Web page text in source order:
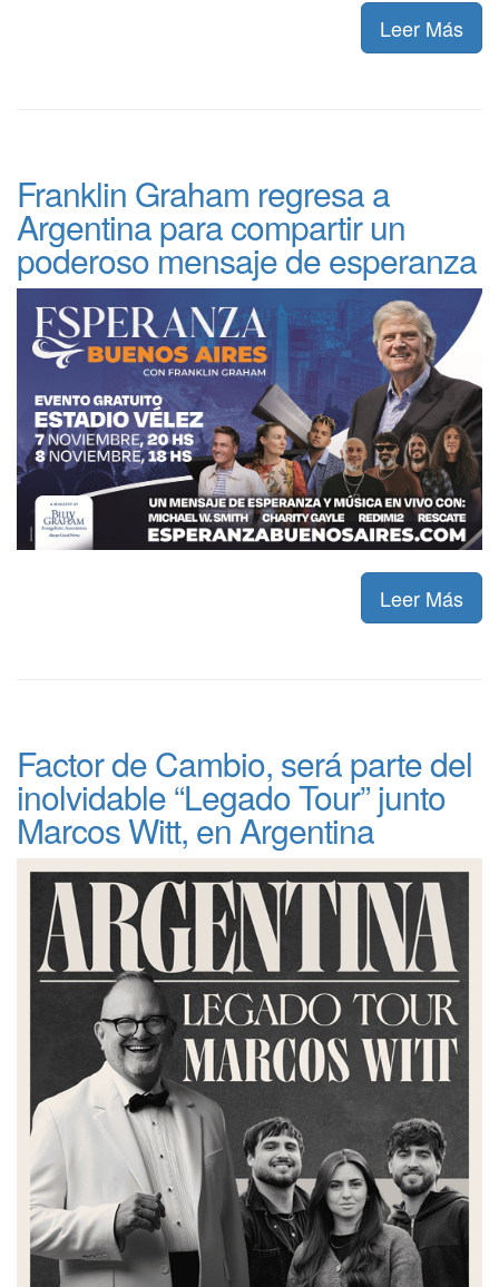
Leer Más
Franklin Graham regresa a
Argentina para compartir un
poderoso mensaje de esperanza
Leer Más
Factor de Cambio, será parte del
inolvidable “Legado Tour” junto
Marcos Witt, en Argentina